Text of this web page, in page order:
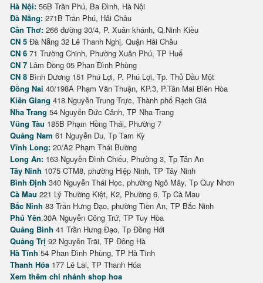
Hà Nội: 56B Trần Phú, Ba Đình, Hà Nội
Đà Nẵng: 271B Trần Phú, Hải Châu
Cần Thơ: 266 đường 30/4, P. Xuân khánh, Q.Ninh Kiều
CN 5 Đà Nẵng 32 Lê Thanh Nghị, Quận Hải Châu
CN 6 71 Trường Chinh, Phường Xuân Phú, TP Huế
CN 7 Lâm Đồng 05 Phan Đình Phùng
CN 8 Bình Dương 151 Phú Lợi, P. Phú Lợi, Tp. Thủ Dầu Một
Đồng Nai 40/198A Phạm Văn Thuận, KP.3, P.Tân Mai Biên Hòa
Kiên Giang 418 Nguyễn Trung Trực, Thành phố Rạch Giá
Nha Trang 54 Nguyễn Đức Cảnh, TP Nha Trang
Vũng Tàu 185B Phạm Hồng Thái, Phường 7
Quảng Nam 61 Nguyễn Du, Tp Tam Kỳ
Vĩnh Long: 20/A2 Phạm Thái Bường
Long An: 163 Nguyễn Đình Chiểu, Phường 3, Tp Tân An
Tây Ninh 1075 CTM8, phường Hiệp Ninh, TP Tây Ninh
Bình Định 340 Nguyễn Thái Học, phường Ngô Mây, Tp Quy Nhơn
Cà Mau 221 Lý Thường Kiệt, K2, Phường 6, Tp Cà Mau
Bắc Ninh 83 Trần Hưng Đạo, phường Tiền An, TP Bắc Ninh
Phú Yên 30A Nguyễn Công Trứ, TP Tuy Hòa
Quảng Bình 41 Trần Hưng Đạo, Tp Đồng Hới
Quảng Trị 92 Nguyễn Trãi, TP Đông Hà
Hà Tĩnh 54 Phan Đình Phùng, TP Hà Tĩnh
Thanh Hóa 177 Lê Lai, TP Thanh Hóa
Xem thêm chi nhánh shop hoa